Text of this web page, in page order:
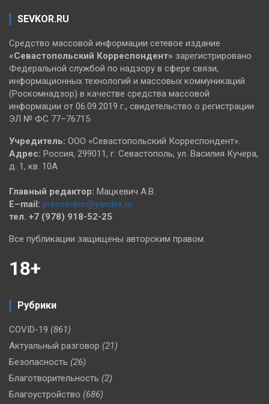
SEVKOR.RU
Средство массовой информации сетевое издание
«Севастопольский Корреспондент» зарегистрировано
Федеральной службой по надзору в сфере связи,
информационных технологий и массовых коммуникаций
(Роскомнадзор) в качестве средства массовой
информации от 06.09.2019 г., свидетельство о регистрации
ЭЛ № ФС 77–76715
Учредитель: ООО «Севастопольский Корреспондент».
Адрес: Россия, 299011, г. Севастополь, ул. Василия Кучера,
д. 1, кв. 10А
Главный редактор: Мацкевич А.В.
E–mail: pressevkor@yandex.ru
тел. +7 (978) 918-52-25
Все публикации защищены авторским правом.
18+
Рубрики
COVID-19 (861)
Актуальный разговор (21)
Безопасность (26)
Благотворительность (2)
Благоустройство (686)